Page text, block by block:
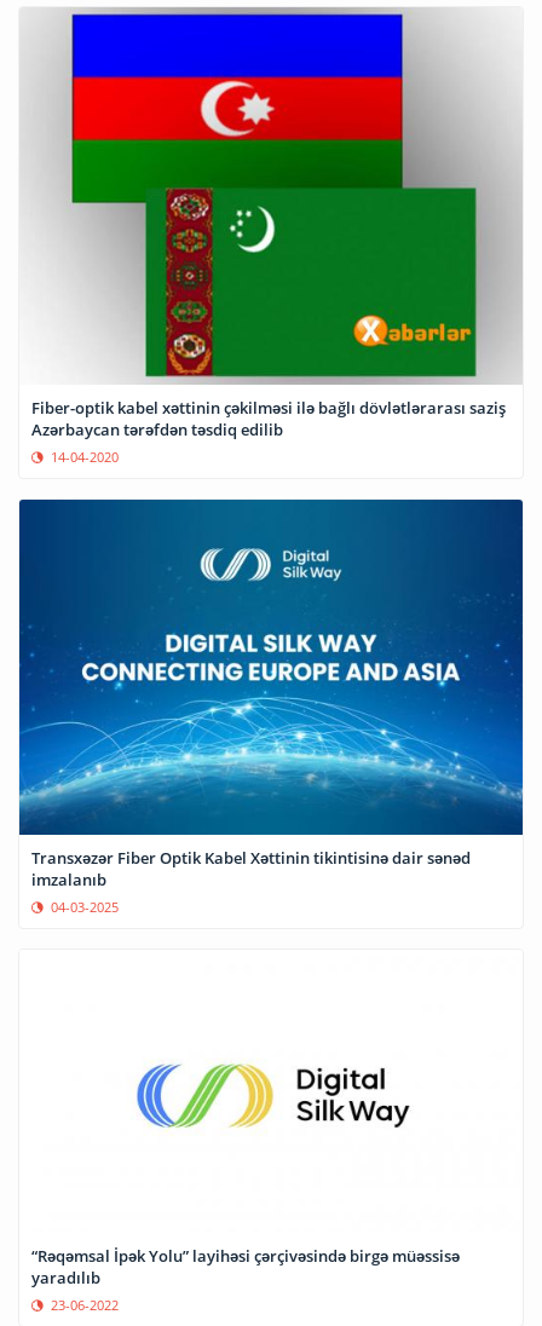
Fiber-optik kabel xəttinin çəkilməsi ilə bağlı dövlətlərarası saziş
Azərbaycan tərəfdən təsdiq edilib
14-04-2020
Transxəzər Fiber Optik Kabel Xəttinin tikintisinə dair sənəd
imzalanıb
04-03-2025
“Rəqəmsal İpək Yolu” layihəsi çərçivəsində birgə müəssisə
23-06-2022